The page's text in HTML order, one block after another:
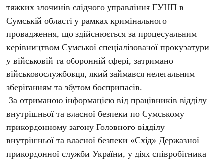
тяжких злочинів слідчого управління ГУНП в
Сумській області у рамках кримінального
провадження, що здійснюється за процесуальним
керівництвом Сумської спеціалізованої прокуратури
у військовій та оборонній сфері, затримано
військовослужбовця, який займався нелегальним
зберіганням та збутом боєприпасів.
За отриманою інформацією від працівників відділу
внутрішньої та власної безпеки по Сумському
прикордонному загону Головного відділу
внутрішньої та власної безпеки «Схід» Державної
прикордонної служби України, у діях співробітника